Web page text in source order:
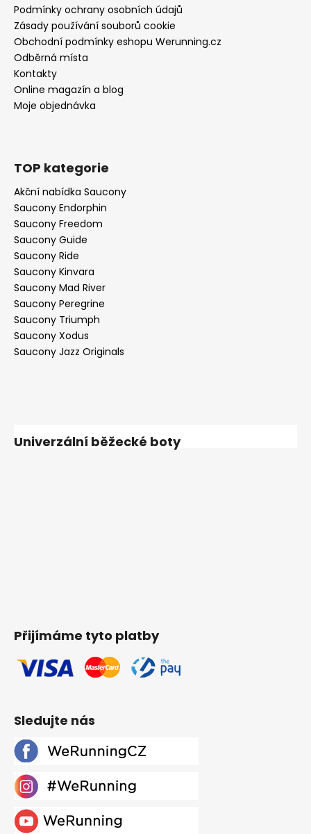
Podmínky ochrany osobních údajů
Zásady používání souborů cookie
Obchodní podmínky eshopu Werunning.cz
Odběrná místa
Kontakty
Online magazín a blog
Moje objednávka
TOP kategorie
Akční nabídka Saucony
Saucony Endorphin
Saucony Freedom
Saucony Guide
Saucony Ride
Saucony Kinvara
Saucony Mad River
Saucony Peregrine
Saucony Triumph
Saucony Xodus
Saucony Jazz Originals
Univerzální běžecké boty
Přijímáme tyto platby
Sledujte nás